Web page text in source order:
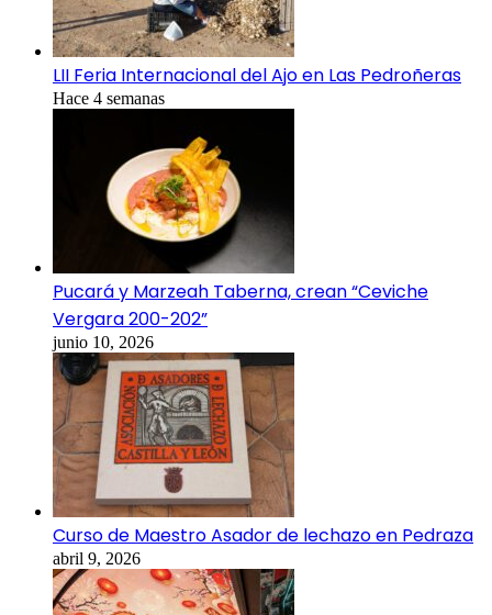
LII Feria Internacional del Ajo en Las Pedroñeras
Hace 4 semanas
Pucará y Marzeah Taberna, crean “Ceviche
Vergara 200-202”
junio 10, 2026
Curso de Maestro Asador de lechazo en Pedraza
abril 9, 2026